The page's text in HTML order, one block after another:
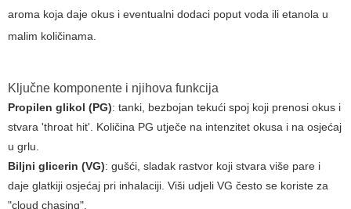
aroma koja daje okus i eventualni dodaci poput voda ili etanola u
malim količinama.
Ključne komponente i njihova funkcija
Propilen glikol (PG): tanki, bezbojan tekući spoj koji prenosi okus i
stvara 'throat hit'. Količina PG utječe na intenzitet okusa i na osjećaj
u grlu.
Biljni glicerin (VG): gušći, sladak rastvor koji stvara više pare i
daje glatkiji osjećaj pri inhalaciji. Viši udjeli VG često se koriste za
"cloud chasing".